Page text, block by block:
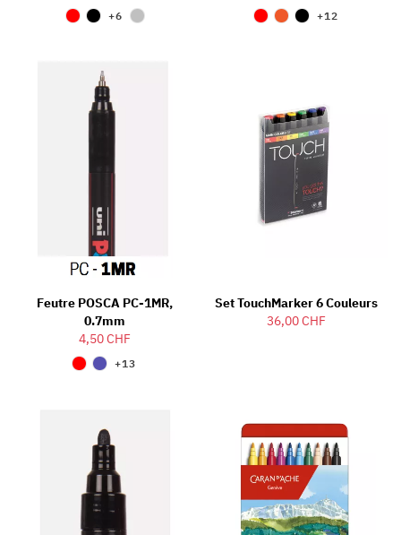
+6 +12
Feutre POSCA PC-1MR,
0.7mm
4,50 CHF
+13
Set TouchMarker 6 Couleurs
36,00 CHF